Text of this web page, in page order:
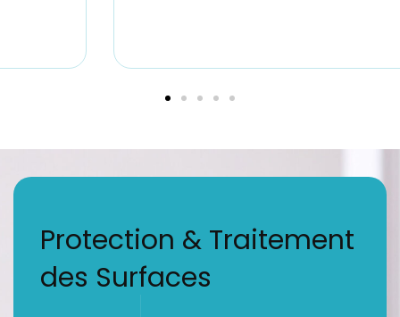
Protection & Traitement
des Surfaces